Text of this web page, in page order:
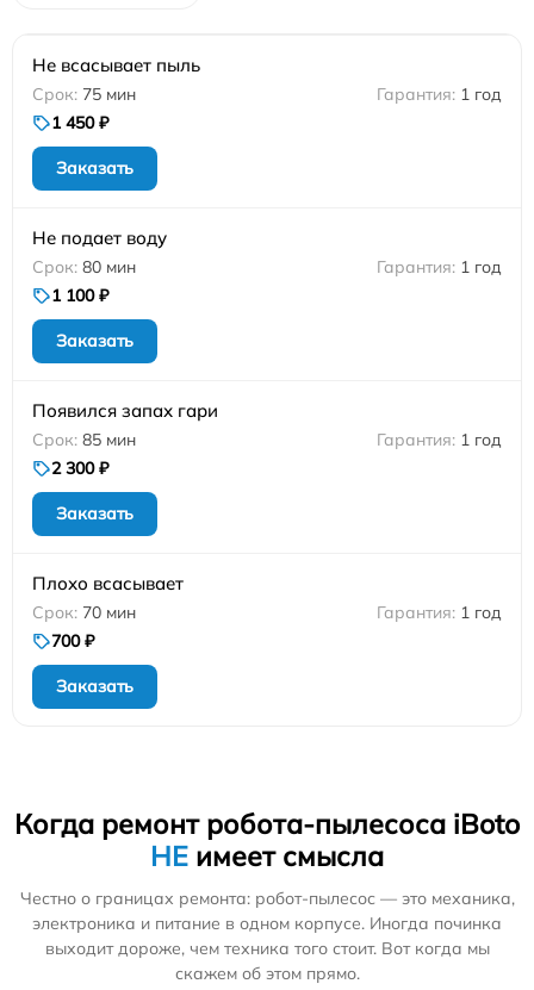
Не всасывает пыль
75 мин
1 год
1 450 ₽
Заказать
Не подает воду
80 мин
1 год
1 100 ₽
Заказать
Появился запах гари
85 мин
1 год
2 300 ₽
Заказать
Плохо всасывает
70 мин
1 год
700 ₽
Заказать
Когда ремонт робота-пылесоса iBoto
НЕ имеет смысла
Честно о границах ремонта: робот-пылесос — это механика,
электроника и питание в одном корпусе. Иногда починка
выходит дороже, чем техника того стоит. Вот когда мы
скажем об этом прямо.